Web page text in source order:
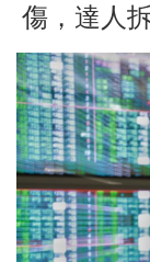
傷，達人